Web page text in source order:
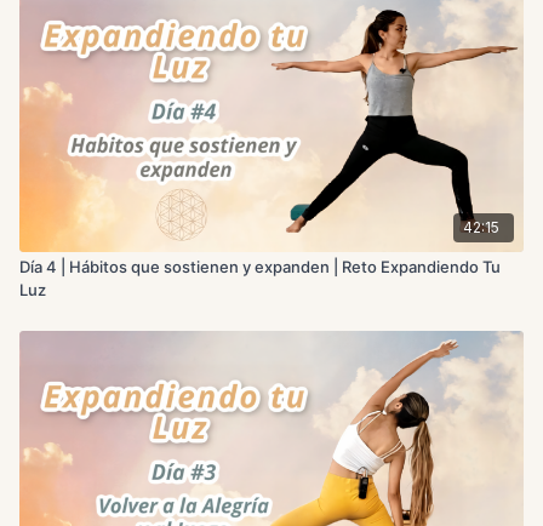
Felicidades por haber completado el reto! Que se siga
regando y nutriendo la semilla de tu Luz Interior 💛
Un abrazo,
Linda Sol
42:15
Día 4 | Hábitos que sostienen y expanden | Reto Expandiendo Tu
Luz